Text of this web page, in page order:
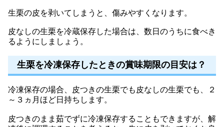
生栗の皮を剥いてしまうと、傷みやすくなります。
皮なしの生栗を冷蔵保存した場合は、数日のうちに食べき
るようにしましょう。
生栗を冷凍保存したときの賞味期限の目安は？
冷凍保存の場合、皮つきの生栗でも皮なしの生栗でも、２
～３ヵ月ほど日持ちします。
皮つきのまま茹でずに冷凍保存することもできますが、解